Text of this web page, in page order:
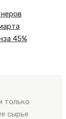
45%
только
сырье